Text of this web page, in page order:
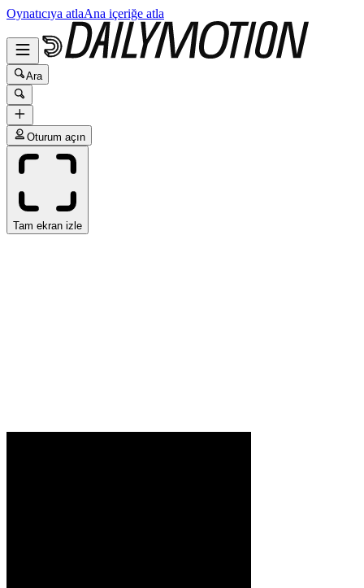
Oynatıcıya atlaAna içeriğe atla
Ara
Oturum açın
Tam ekran izle